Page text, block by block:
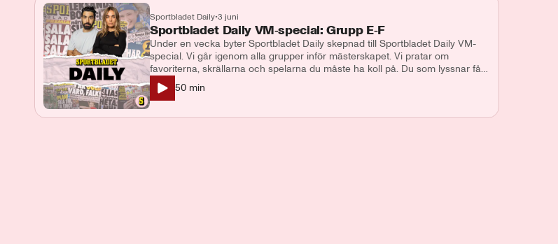
Sportbladet Daily•3 juni
Sportbladet Daily VM‑special: Grupp E‑F
Under en vecka byter Sportbladet Daily skepnad till Sportbladet Daily VM-
special. Vi går igenom alla grupper inför mästerskapet. Vi pratar om
favoriterna, skrällarna och spelarna du måste ha koll på. Du som lyssnar får
analyser, snackisar och våra hetaste spaningar. I detta avsnitt går vi igenom
grupp E och F tillsammans med Makoto Asahara och Pontus Wernbloom.
och Makoto Asahara Kontakt: podcast@aftonbladet.se Ansvarig utgivare:
50 min